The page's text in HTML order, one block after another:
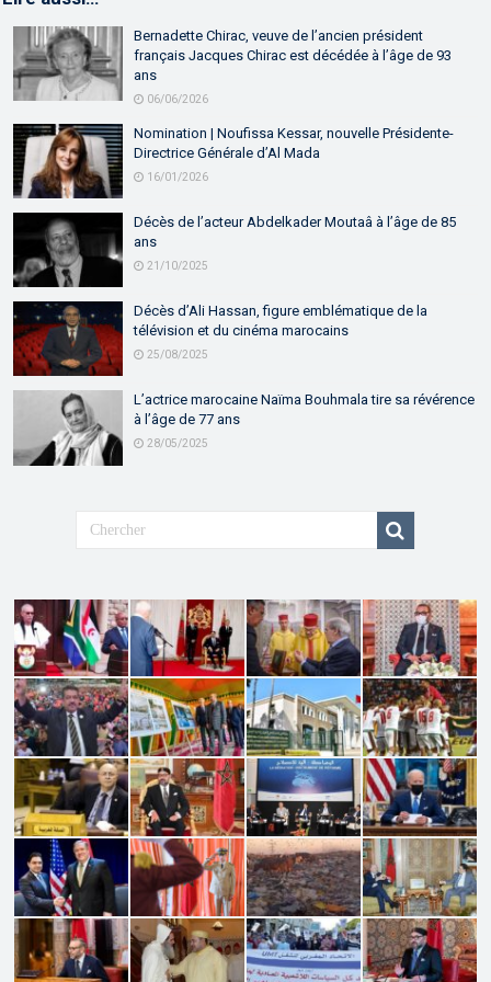
Bernadette Chirac, veuve de l’ancien président
français Jacques Chirac est décédée à l’âge de 93
ans
06/06/2026
Nomination | Noufissa Kessar, nouvelle Présidente-
Directrice Générale d’Al Mada
16/01/2026
Décès de l’acteur Abdelkader Moutaâ à l’âge de 85
ans
21/10/2025
Décès d’Ali Hassan, figure emblématique de la
télévision et du cinéma marocains
25/08/2025
L’actrice marocaine Naïma Bouhmala tire sa révérence
à l’âge de 77 ans
28/05/2025